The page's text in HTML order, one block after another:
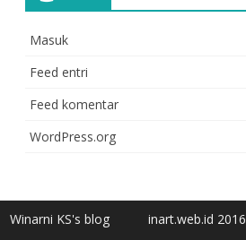
Masuk
Feed entri
Feed komentar
WordPress.org
Winarni KS's blog inart.web.id 2016